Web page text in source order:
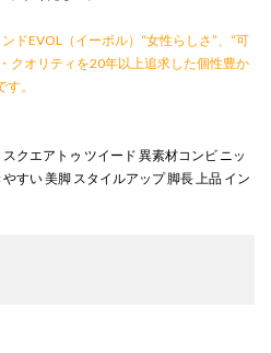
ドEVOL（イーボル）“女性らしさ”、“可
クオリティを20年以上追求した個性豊か
。
クエアトゥ ツイード 異素材コンビ ニッ
すい 美脚 スタイルアップ 脚長 上品 イン